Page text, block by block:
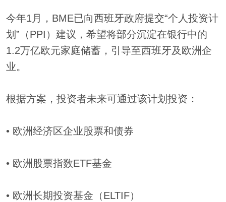
今年1月，BME已向西班牙政府提交“个人投资计
划”（PPI）建议，希望将部分沉淀在银行中的
1.2万亿欧元家庭储蓄，引导至西班牙及欧洲企
业。
根据方案，投资者未来可通过该计划投资：
• 欧洲经济区企业股票和债券
• 欧洲股票指数ETF基金
• 欧洲长期投资基金（ELTIF）